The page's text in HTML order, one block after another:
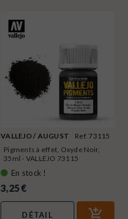
VALLEJO / AUGUST
Ref. 73115
Pigments à effet, Oxyde Noir,
35ml - VALLEJO 73115
En stock !
3,25 €
DÉTAIL